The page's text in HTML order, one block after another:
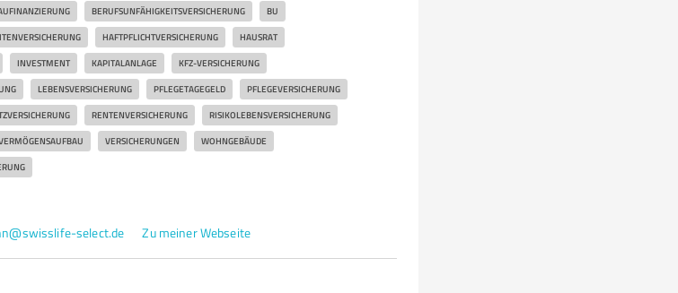
BERUFSUNFÄHIGKEITSVERSICHERUNG BU
HAFTPFLICHTVERSICHERUNG HAUSRAT
INVESTMENT KAPITALANLAGE KFZ-VERSICHERUNG
LEBENSVERSICHERUNG PFLEGETAGEGELD PFLEGEVERSICHERUNG
RENTENVERSICHERUNG RISIKOLEBENSVERSICHERUNG
VERSICHERUNGEN WOHNGEBÄUDE
select.de Zu meiner Webseite